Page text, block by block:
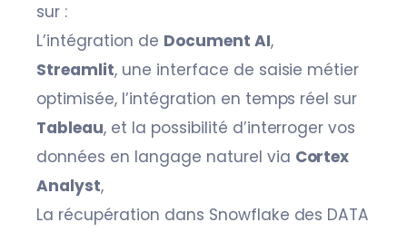
sur :
L’intégration de Document AI,
Streamlit, une interface de saisie métier
optimisée, l’intégration en temps réel sur
Tableau, et la possibilité d’interroger vos
données en langage naturel via Cortex
Analyst,
La récupération dans Snowflake des DATA